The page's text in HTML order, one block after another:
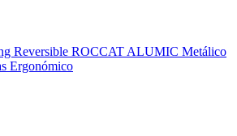
Reversible ROCCAT ALUMIC Metálico
Ergonómico